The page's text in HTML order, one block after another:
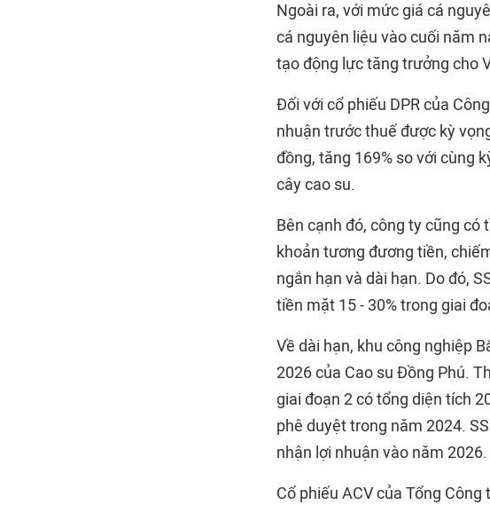
Ngoài ra, với mức giá cá
cá nguyên liệu vào cuối năm
tạo động lực tăng trưởng cho
Đối với cổ phiếu DPR của
nhuận trước thuế được kỳ
đồng, tăng 169% so với cùng
cây cao su.
Bên cạnh đó, công ty cũng
khoản tương đương tiền,
ngắn hạn và dài hạn. Do đó,
tiền mặt 15 - 30% trong giai
Về dài hạn, khu công nghiệp
2026 của Cao su Đồng Phú.
giai đoạn 2 có tổng diện tích
phê duyệt trong năm 2024.
nhận lợi nhuận vào năm 2026.
Cổ phiếu ACV của Tổng